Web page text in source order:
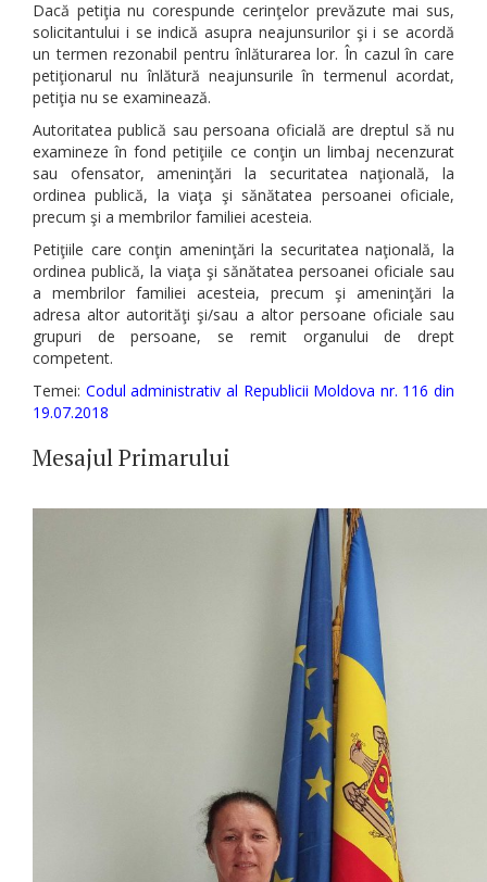
Dacă petiţia nu corespunde cerinţelor prevăzute mai sus,
solicitantului i se indică asupra neajunsurilor şi i se acordă
un termen rezonabil pentru înlăturarea lor. În cazul în care
petiţionarul nu înlătură neajunsurile în termenul acordat,
petiţia nu se examinează.
Autoritatea publică sau persoana oficială are dreptul să nu
examineze în fond petiţiile ce conţin un limbaj necenzurat
sau ofensator, ameninţări la securitatea naţională, la
ordinea publică, la viaţa şi sănătatea persoanei oficiale,
precum şi a membrilor familiei acesteia.
Petiţiile care conţin ameninţări la securitatea naţională, la
ordinea publică, la viaţa şi sănătatea persoanei oficiale sau
a membrilor familiei acesteia, precum şi ameninţări la
adresa altor autorităţi şi/sau a altor persoane oficiale sau
grupuri de persoane, se remit organului de drept
competent.
Temei: Codul administrativ al Republicii Moldova nr. 116 din
19.07.2018
Mesajul Primarului